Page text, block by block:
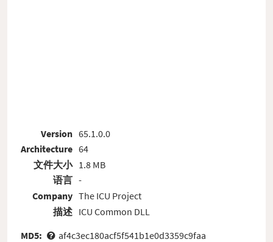
Version
Architecture
文件大小
语言
Company
描述
65.1.0.0
64
1.8 MB
-
The ICU Project
ICU Common DLL
MD5:
af4c3ec180acf5f541b1e0d3359c9faa